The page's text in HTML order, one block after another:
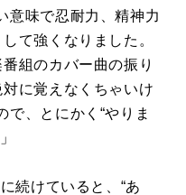
意味で忍耐力、精神力
て強くなりました。
組のカバー曲の振り
に覚えなくちゃいけ
で、とにかく “やりま
続けていると、 “あ